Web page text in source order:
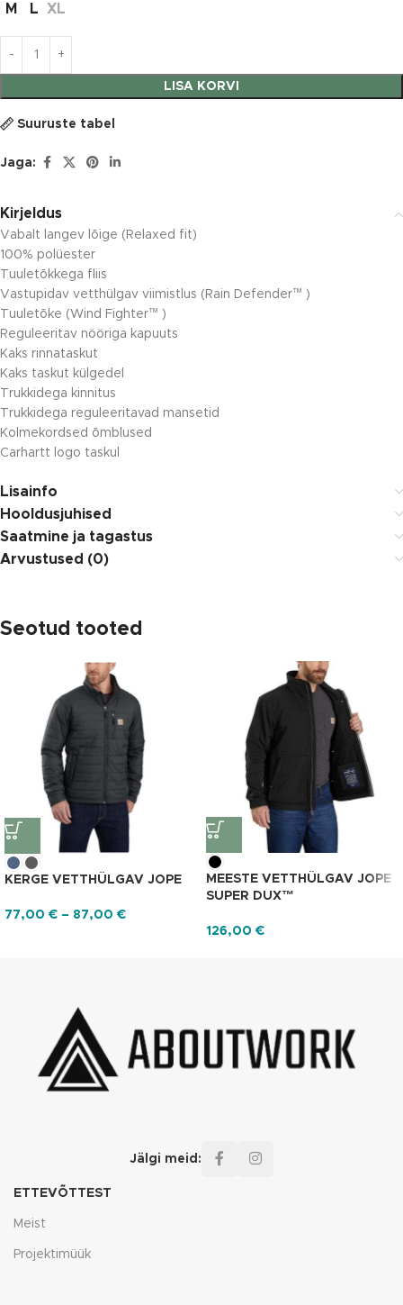
M
L XL
LISA KORVI
Suuruste tabel
Jaga:
Kirjeldus
Vabalt langev lõige (Relaxed fit)
100% polüester
Tuuletõkkega fliis
Vastupidav vetthülgav viimistlus (Rain Defender ™ )
Tuuletõke (Wind Fighter ™ )
Reguleeritav nööriga kapuuts
Kaks rinnataskut
Kaks taskut külgedel
Trukkidega kinnitus
Trukkidega reguleeritavad mansetid
Kolmekordsed õmblused
Carhartt logo taskul
Lisainfo
Hooldusjuhised
Saatmine ja tagastus
Arvustused (0)
Seotud tooted
KERGE VETTHÜLGAV JOPE
77,00 € – 87,00 €
MEESTE VETTHÜLGAV JOPE
SUPER DUX™
126,00 €
Jälgi meid:
ETTEVÕTTEST
Meist
Projektimüük